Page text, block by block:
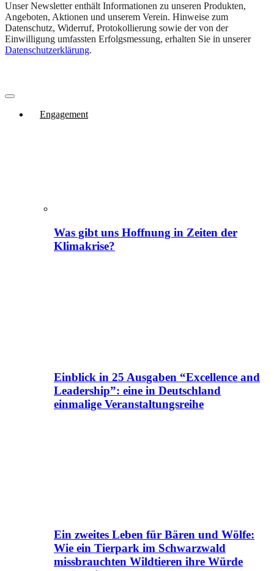
Unser Newsletter enthält Informationen zu unseren Produkten,
Angeboten, Aktionen und unserem Verein. Hinweise zum
Datenschutz, Widerruf, Protokollierung sowie der von der
Einwilligung umfassten Erfolgsmessung, erhalten Sie in unserer
Datenschutzerklärung.
Engagement
Was gibt uns Hoffnung in Zeiten der
Klimakrise?
Einblick in 25 Ausgaben “Excellence and
Leadership”: eine in Deutschland
einmalige Veranstaltungsreihe
Ein zweites Leben für Bären und Wölfe:
Wie ein Tierpark im Schwarzwald
missbrauchten Wildtieren ihre Würde